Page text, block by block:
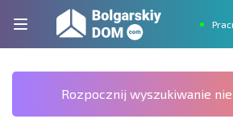
Rozpocznij wyszukiwanie